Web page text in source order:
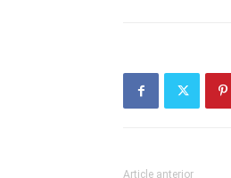
Article anterior